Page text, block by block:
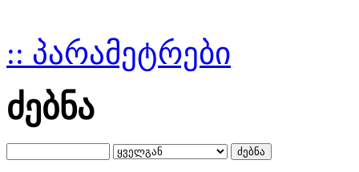
:: პარამეტრები
ძებნა